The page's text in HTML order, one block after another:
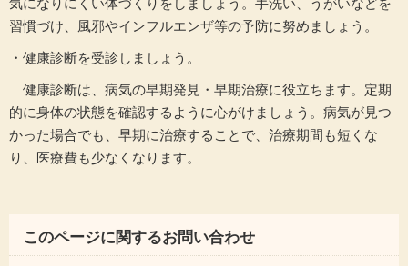
気になりにくい体づくりをしましょう。手洗い、うがいなどを
習慣づけ、風邪やインフルエンザ等の予防に努めましょう。
・健康診断を受診しましょう。
健康診断は、病気の早期発見・早期治療に役立ちます。定期
的に身体の状態を確認するように心がけましょう。病気が見つ
かった場合でも、早期に治療することで、治療期間も短くな
り、医療費も少なくなります。
このページに関するお問い合わせ